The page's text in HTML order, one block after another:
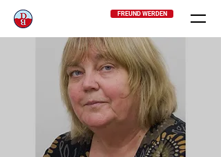
FREUND WERDEN